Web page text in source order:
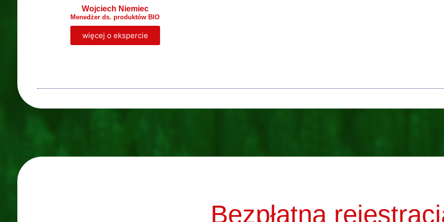
Wojciech Niemiec
Menedżer ds. produktów BIO
więcej o ekspercie
Bezpłatna